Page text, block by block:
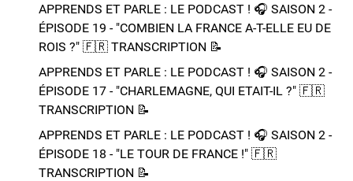
APPRENDS ET PARLE : LE PODCAST ! 🎧 SAISON 2 -
ÉPISODE 19 - "COMBIEN LA FRANCE A-T-ELLE EU DE
ROIS ?"​ 🇫🇷​ TRANSCRIPTION 📝​
APPRENDS ET PARLE : LE PODCAST ! 🎧 SAISON 2 -
ÉPISODE 17 - "CHARLEMAGNE, QUI ETAIT-IL ?"​ 🇫🇷​
TRANSCRIPTION 📝​
APPRENDS ET PARLE : LE PODCAST ! 🎧 SAISON 2 -
ÉPISODE 18 - "LE TOUR DE FRANCE !"​ 🇫🇷​
TRANSCRIPTION 📝​